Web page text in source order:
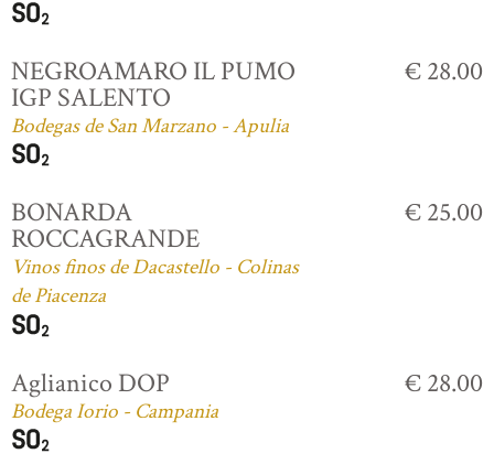
NEGROAMARO IL PUMO
IGP SALENTO
Bodegas de San Marzano - Apulia
€ 28.00
BONARDA
ROCCAGRANDE
Vinos finos de Dacastello - Colinas
de Piacenza
€ 25.00
Aglianico DOP
Bodega Iorio - Campania
€ 28.00